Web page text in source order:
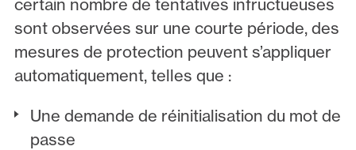
certain nombre de tentatives infructueuses
sont observées sur une courte période, des
mesures de protection peuvent s’appliquer
automatiquement, telles que :
Une demande de réinitialisation du mot de
passe